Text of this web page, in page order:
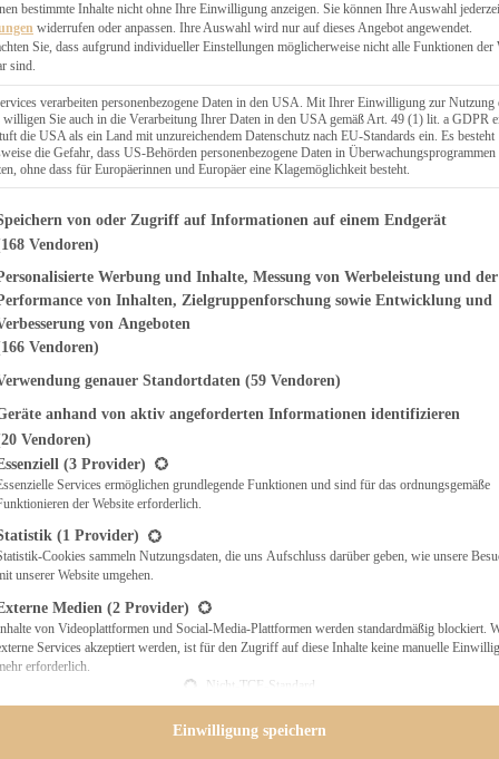
& QUICHES
bestimmte Inhalte nicht ohne Ihre Einwilligung anzeigen. Sie können Ihre Auswahl
widerrufen oder anpassen. Ihre Auswahl wird nur auf dieses Angebot angewendet.
Sie, dass aufgrund individueller Einstellungen möglicherweise nicht alle Funktionen der
sind.
verarbeiten personenbezogene Daten in den USA. Mit Ihrer Einwilligung zur Nutzung
willigen Sie auch in die Verarbeitung Ihrer Daten in den USA gemäß Art. 49 (1) lit. a GDPR
die USA als ein Land mit unzureichendem Datenschutz nach EU-Standards ein. Es besteht
die Gefahr, dass US-Behörden personenbezogene Daten in Überwachungsprogrammen
ohne dass für Europäerinnen und Europäer eine Klagemöglichkeit besteht.
finden Sie eine Liste der Zwecke des IAB Transparency and
von oder Zugriff auf Informationen auf einem Endgerät
Vendoren)
Werbung und Inhalte, Messung von Werbeleistung und der
von Inhalten, Zielgruppenforschung sowie Entwicklung und
von Angeboten
Vendoren)
genauer Standortdaten (59 Vendoren)
anhand von aktiv angeforderten Informationen identifizieren
Vendoren)
eine Liste der Service-Gruppen, für die eine Einwilligung erteilt werden
(3 Provider)
Services ermöglichen grundlegende Funktionen und sind für das ordnungsgemäße
der Website erforderlich.
(1 Provider)
Cookies sammeln Nutzungsdaten, die uns Aufschluss darüber geben, wie unsere
unserer Website umgehen.
Medien (2 Provider)
von Videoplattformen und Social-Media-Plattformen werden standardmäßig blockiert.
Services akzeptiert werden, ist für den Zugriff auf diese Inhalte keine manuelle
erforderlich.
Nicht-TCF-Standard
Einwilligung speichern